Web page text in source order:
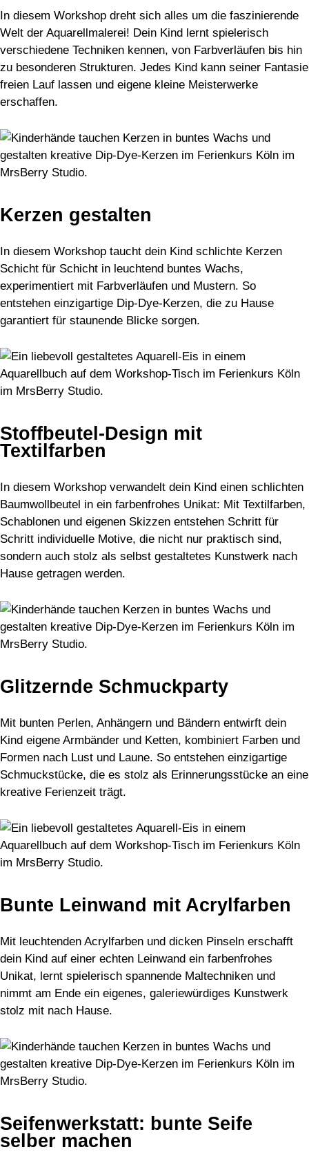
In diesem Workshop dreht sich alles um die faszinierende
Welt der Aquarellmalerei! Dein Kind lernt spielerisch
verschiedene Techniken kennen, von Farbverläufen bis hin
zu besonderen Strukturen. Jedes Kind kann seiner Fantasie
freien Lauf lassen und eigene kleine Meisterwerke
erschaffen.
Kerzen gestalten
In diesem Workshop taucht dein Kind schlichte Kerzen
Schicht für Schicht in leuchtend buntes Wachs,
experimentiert mit Farbverläufen und Mustern. So
entstehen einzigartige Dip-Dye-Kerzen, die zu Hause
garantiert für staunende Blicke sorgen.
Stoffbeutel-Design mit
Textilfarben
In diesem Workshop verwandelt dein Kind einen schlichten
Baumwollbeutel in ein farbenfrohes Unikat: Mit Textilfarben,
Schablonen und eigenen Skizzen entstehen Schritt für
Schritt individuelle Motive, die nicht nur praktisch sind,
sondern auch stolz als selbst gestaltetes Kunstwerk nach
Hause getragen werden.
Glitzernde Schmuckparty
Mit bunten Perlen, Anhängern und Bändern entwirft dein
Kind eigene Armbänder und Ketten, kombiniert Farben und
Formen nach Lust und Laune. So entstehen einzigartige
Schmuckstücke, die es stolz als Erinnerungsstücke an eine
kreative Ferienzeit trägt.
Bunte Leinwand mit Acrylfarben
Mit leuchtenden Acrylfarben und dicken Pinseln erschafft
dein Kind auf einer echten Leinwand ein farbenfrohes
Unikat, lernt spielerisch spannende Maltechniken und
nimmt am Ende ein eigenes, galerie­würdiges Kunstwerk
stolz mit nach Hause.
Seifenwerkstatt: bunte Seife
selber machen